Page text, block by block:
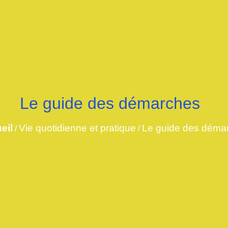
Le guide des démarches
/Vie quotidienne et pratique / Le guide des